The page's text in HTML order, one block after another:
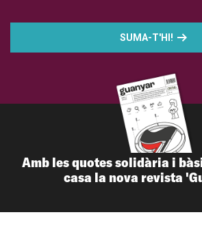
SUMA-T'HI!
Amb les quotes solidària i
casa la nova revista